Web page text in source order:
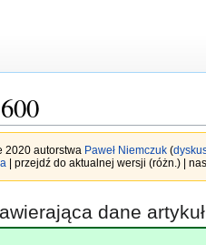
2020 autorstwa Paweł Niemczuk (
| przejdź do aktualnej wersji (różn.) |
dane